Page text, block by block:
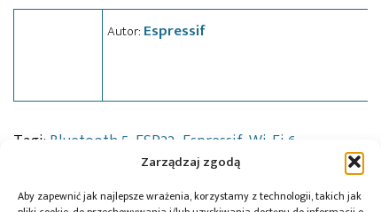
Zarządzaj zgodą
Aby zapewnić jak najlepsze wrażenia, korzystamy z technologii, takich jak
Autor: Espressif
Tagi: Bluetooth 5 ESP32 Espressif, Wi-Fi 6